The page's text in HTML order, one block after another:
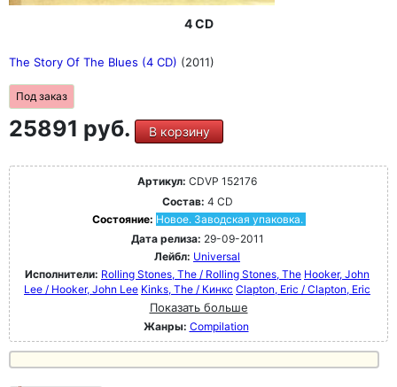
4 CD
The Story Of The Blues (4 CD) (2011)
Под заказ
25891 руб. В корзину
Артикул: CDVP 152176
Состав: 4 CD
Состояние: Новое. Заводская упаковка.
Дата релиза: 29-09-2011
Лейбл: Universal
Исполнители: Rolling Stones, The / Rolling Stones, The Hooker, John
Lee / Hooker, John Lee Kinks, The / Кинкс Clapton, Eric / Clapton, Eric
Показать больше
Жанры: Compilation